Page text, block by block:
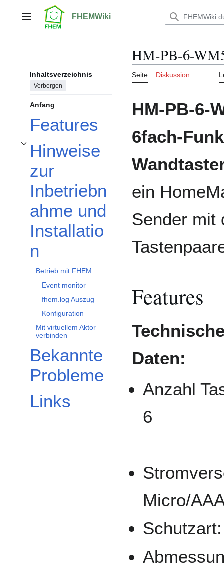
springenHauptmenü FHEMWiki
Inhaltsverzeichnis
Verbergen
Anfang
Features
Hinweise
zur
Inbetriebn
ahme und
Installatio
n
Unterabschnitt Hinweise zur Inbetriebnahme und Installation umschalten
Betrieb mit FHEM
Event monitor
fhem.log Auszug
Konfiguration
Mit virtuellem Aktor
verbinden
Bekannte
Probleme
Links
HM-PB-6-
Seite Diskussion
HM-PB-6-
6fach-
ein
Sender mit
Features
Daten:
Anzahl
6
Micro/